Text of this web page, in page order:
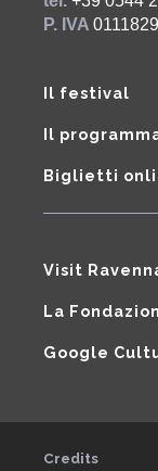
P. IVA
Il festival
Il
Biglietti
Visit
La
Google
Credits